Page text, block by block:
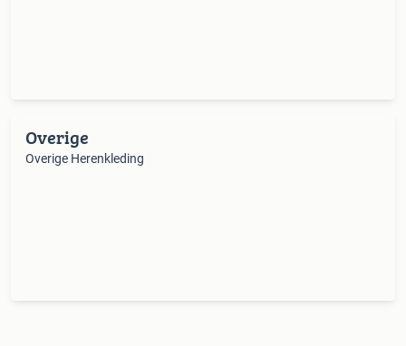
Overige
Overige Herenkleding